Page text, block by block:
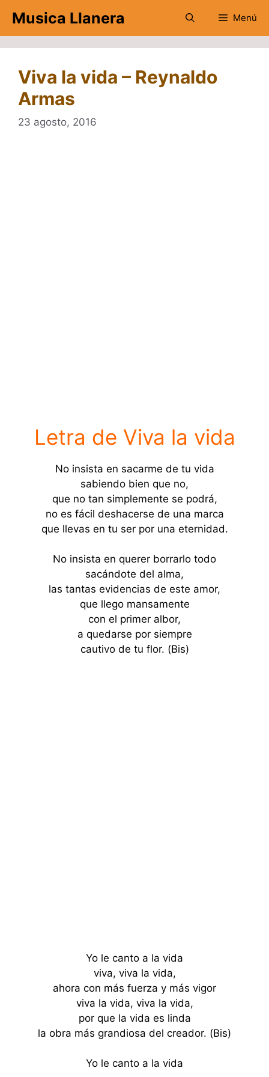
contenido
Musica Llanera Menú
Viva la vida – Reynaldo
Armas
23 agosto, 2016
Letra de Viva la vida
No insista en sacarme de tu vida
sabiendo bien que no,
que no tan simplemente se podrá,
no es fácil deshacerse de una marca
que llevas en tu ser por una eternidad.
No insista en querer borrarlo todo
sacándote del alma,
las tantas evidencias de este amor,
que llego mansamente
con el primer albor,
a quedarse por siempre
cautivo de tu flor. (Bis)
Yo le canto a la vida
viva, viva la vida,
ahora con más fuerza y más vigor
viva la vida, viva la vida,
por que la vida es linda
la obra más grandiosa del creador. (Bis)
Yo le canto a la vida